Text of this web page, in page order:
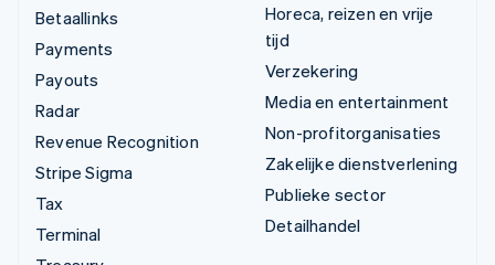
Betaallinks
Payments
Payouts
Radar
Revenue Recognition
Stripe Sigma
Tax
Terminal
Horeca, reizen en vrije
tijd
Verzekering
Media en entertainment
Non-profitorganisaties
Zakelijke dienstverlening
Publieke sector
Detailhandel